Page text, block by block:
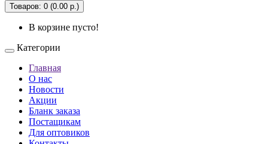
Товаров: 0 (0.00 р.)
В корзине пусто!
Категории
Главная
О нас
Новости
Акции
Бланк заказа
Постащикам
Для оптовиков